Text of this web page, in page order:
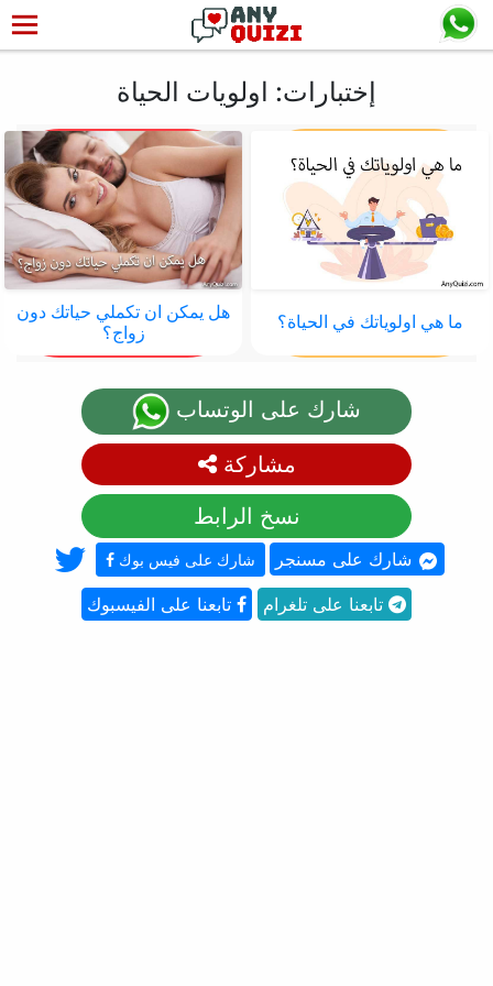
إختبارات: اولويات الحياة
ما هي اولوياتك في الحياة؟
هل يمكن ان تكملي حياتك دون
زواج؟
شارك على الوتساب
مشاركة
نسخ الرابط
شارك على فيس بوك شارك على مسنجر
تابعنا على الفيسبوك تابعنا على تلغرام